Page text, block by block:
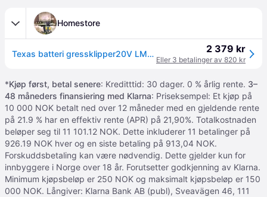
Homestore
Texas batteri gressklipper20V LMX 2038 – batteridrevet gressklipper med høy ytelse og lav vekt 2 379 kr
Eller 3 betalinger av 820 kr
*Kjøp først, betal senere: Kreditttid: 30 dager. 0 % årlig rente. 3–
48 måneders finansiering med Klarna: Priseksempel: Et kjøp på
10 000 NOK betalt ned over 12 måneder med en gjeldende rente
på 21.9 % har en effektiv rente (APR) på 21,90%. Totalkostnaden
beløper seg til 11 101.12 NOK. Dette inkluderer 11 betalinger på
926.19 NOK hver og en siste betaling på 913,04 NOK.
Forskuddsbetaling kan være nødvendig. Dette gjelder kun for
innbyggere i Norge over 18 år. Forutsetter godkjenning av Klarna.
Minimum kjøpsbeløp er 250 NOK og maksimalt kjøpsbeløp er 150
000 NOK. Långiver: Klarna Bank AB (publ), Sveavägen 46, 111